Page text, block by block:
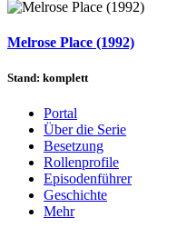
Melrose Place (1992)
Stand: komplett
Portal
Über die Serie
Besetzung
Rollenprofile
Episodenführer
Geschichte
Mehr